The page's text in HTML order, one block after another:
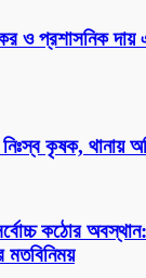
ও প্রশাসনিক দায়
কৃষক, থানায়
কঠোর
মতবিনিময়